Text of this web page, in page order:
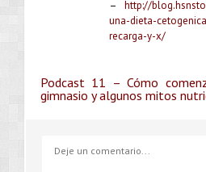
– http://
una-dieta-
recarga-y-x/
Podcast 11 – Cómo
gimnasio y algunos mitos